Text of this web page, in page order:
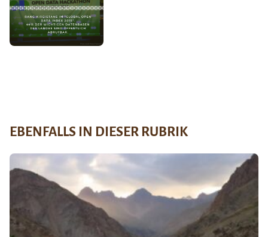
EBENFALLS IN DIESER RUBRIK